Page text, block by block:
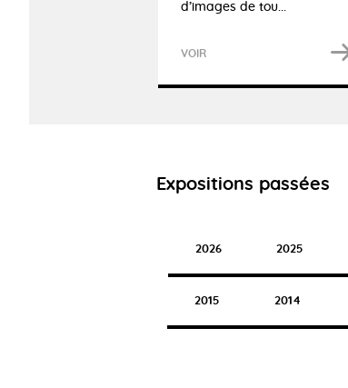
d’images de tou...
VOIR
Expositions passées
2026 2025
2015 2014